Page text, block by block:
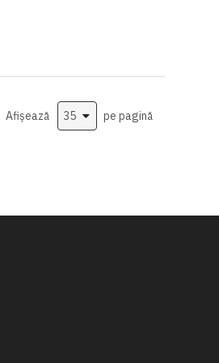
Afișează
pe pagină